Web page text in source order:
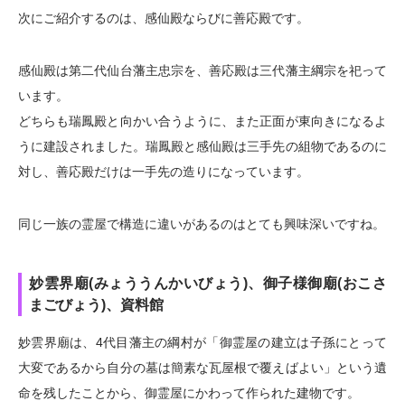
次にご紹介するのは、感仙殿ならびに善応殿です。
感仙殿は第二代仙台藩主忠宗を、善応殿は三代藩主綱宗を祀って
います。
どちらも瑞鳳殿と向かい合うように、また正面が東向きになるよ
うに建設されました。瑞鳳殿と感仙殿は三手先の組物であるのに
対し、善応殿だけは一手先の造りになっています。
同じ一族の霊屋で構造に違いがあるのはとても興味深いですね。
妙雲界廟(みょううんかいびょう)、御子様御廟(おこさ
まごびょう)、資料館
妙雲界廟は、4代目藩主の綱村が「御霊屋の建立は子孫にとって
大変であるから自分の墓は簡素な瓦屋根で覆えばよい」という遺
命を残したことから、御霊屋にかわって作られた建物です。